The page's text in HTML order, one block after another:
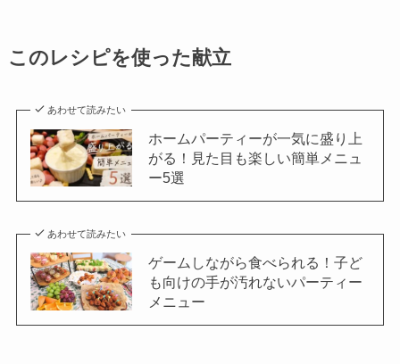
このレシピを使った献立
あわせて読みたい
ホームパーティーが一気に盛り上
がる！見た目も楽しい簡単メニュ
ー5選
あわせて読みたい
ゲームしながら食べられる！子ど
も向けの手が汚れないパーティー
メニュー